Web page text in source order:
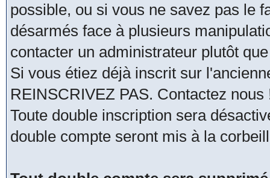
possible, ou si vous ne savez pas le
désarmés face à plusieurs
contacter un administrateur plutôt
Si vous étiez déjà inscrit sur
REINSCRIVEZ PAS. Contactez nous
Toute double inscription sera
double compte seront mis à la